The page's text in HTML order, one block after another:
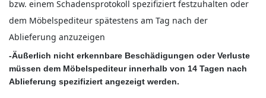
bzw. einem Schadensprotokoll spezifiziert festzuhalten oder
dem Möbelspediteur spätestens am Tag nach der
Ablieferung anzuzeigen
-Äußerlich nicht erkennbare Beschädigungen oder Verluste
müssen dem Möbelspediteur innerhalb von 14 Tagen nach
Ablieferung spezifiziert angezeigt werden.